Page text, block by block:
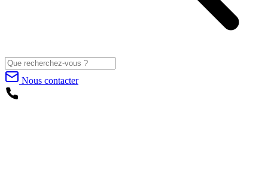
Nous contacter